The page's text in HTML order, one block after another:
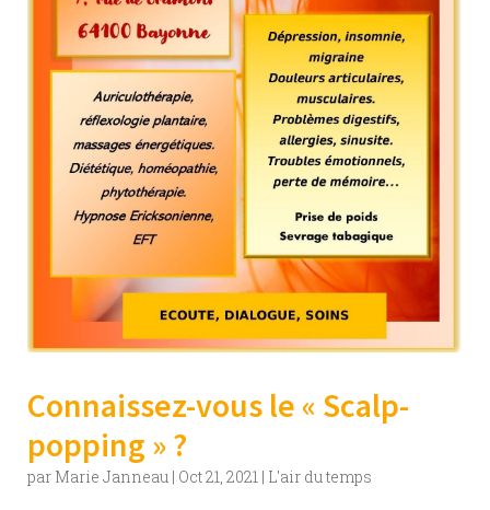
Connaissez-vous le « Scalp-
popping » ?
par Marie Janneau | Oct 21, 2021 | L'air du temps